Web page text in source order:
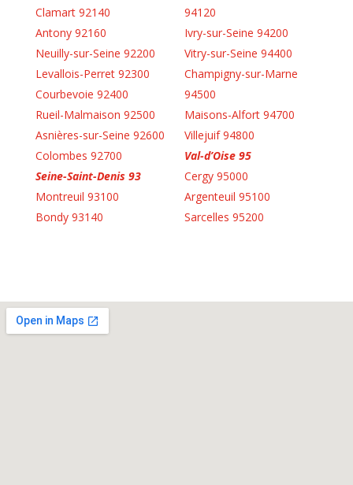
Clamart 92140
Antony 92160
Neuilly-sur-Seine 92200
Levallois-Perret 92300
Courbevoie 92400
Rueil-Malmaison 92500
Asnières-sur-Seine 92600
Colombes 92700
Seine-Saint-Denis 93
Montreuil 93100
Bondy 93140
94120
Ivry-sur-Seine 94200
Vitry-sur-Seine 94400
Champigny-sur-Marne
94500
Maisons-Alfort 94700
Villejuif 94800
Val-d’Oise 95
Cergy 95000
Argenteuil 95100
Sarcelles 95200